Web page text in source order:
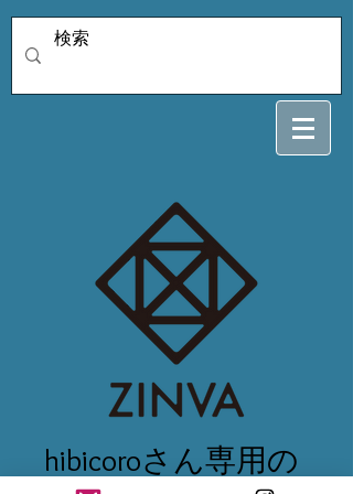
hibicoroさん専用の